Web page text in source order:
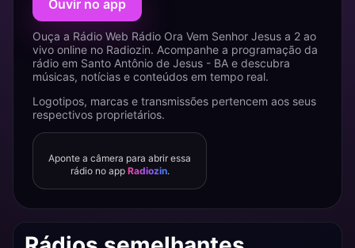
Ouvir no app
Ouça a Rádio Web Rádio Ora Vem Senhor Jesus a 2 ao
vivo online no Radiozin. Acompanhe a programação da
rádio em Santo Antônio de Jesus - BA e descubra
músicas, notícias e conteúdos em tempo real.
Logotipos, marcas e transmissões pertencem aos seus
respectivos proprietários.
Aponte a câmera para abrir essa
rádio no app Radiozin.